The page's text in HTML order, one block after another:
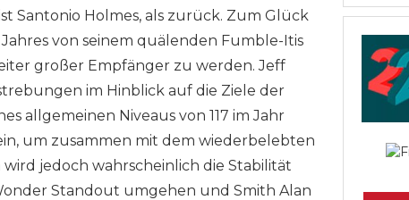
Santonio Holmes, als zurück. Zum Glück
von seinem quälenden Fumble-Itis
großer Empfänger zu werden. Jeff
im Hinblick auf die Ziele der
allgemeinen Niveaus von 117 im Jahr
um zusammen mit dem wiederbelebten
jedoch wahrscheinlich die Stabilität
Standout umgehen und Smith Alan